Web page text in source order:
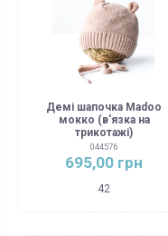
Демі шапочка Madoo
мокко (в'язка на
трикотажі)
044576
695,00 грн
42